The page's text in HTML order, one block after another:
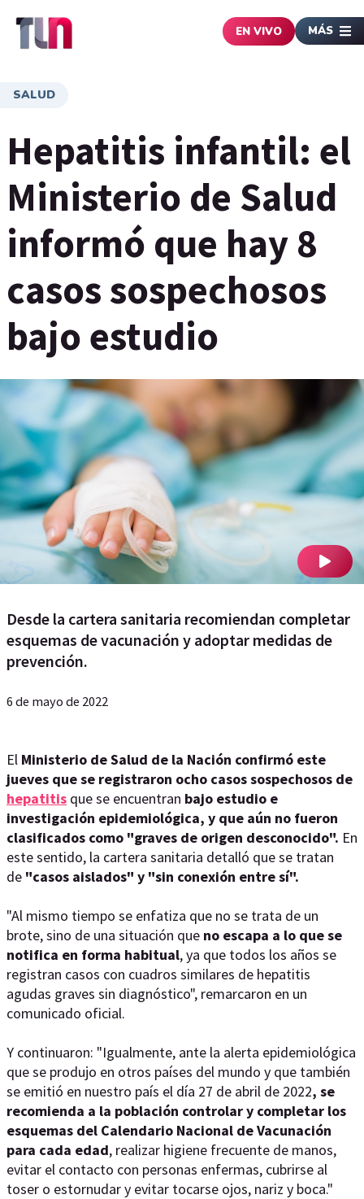
EN VIVO MÁS
SALUD
Hepatitis infantil: el
Ministerio de Salud
informó que hay 8
casos sospechosos
bajo estudio
Desde la cartera sanitaria recomiendan completar
esquemas de vacunación y adoptar medidas de
prevención.
6 de mayo de 2022
El Ministerio de Salud de la Nación confirmó este
jueves que se registraron ocho casos sospechosos de
hepatitis que se encuentran bajo estudio e
investigación epidemiológica, y que aún no fueron
clasificados como "graves de origen desconocido". En
este sentido, la cartera sanitaria detalló que se tratan
de "casos aislados" y "sin conexión entre sí".
"Al mismo tiempo se enfatiza que no se trata de un
brote, sino de una situación que no escapa a lo que se
notifica en forma habitual, ya que todos los años se
registran casos con cuadros similares de hepatitis
agudas graves sin diagnóstico", remarcaron en un
comunicado oficial.
Y continuaron: "Igualmente, ante la alerta epidemiológica
que se produjo en otros países del mundo y que también
se emitió en nuestro país el día 27 de abril de 2022, se
recomienda a la población controlar y completar los
esquemas del Calendario Nacional de Vacunación
para cada edad, realizar higiene frecuente de manos,
evitar el contacto con personas enfermas, cubrirse al
toser o estornudar y evitar tocarse ojos, nariz y boca."